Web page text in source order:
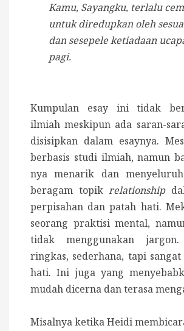
Kamu, Sayangku, terlalu
untuk diredupkan oleh
dan sesepele ketiadaan
pagi.
Kumpulan esay ini tidak
ilmiah meskipun ada saran-
disisipkan dalam esaynya.
berbasis studi ilmiah, namun
nya menarik dan
beragam topik relationship
perpisahan dan patah hati.
seorang praktisi mental,
tidak menggunakan jargon.
ringkas, sederhana, tapi
hati. Ini juga yang
mudah dicerna dan terasa
Misalnya ketika Heidi